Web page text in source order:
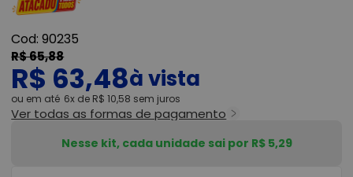
90235
R$ 65,88
R$ 63,48
ou 6x de R$ 10,58 sem juros
Ver todas as formas de pagamento
Nesse kit, cada unidade sai por R$ 5,29